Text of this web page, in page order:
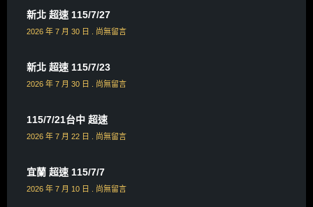
新北 超速 115/7/27
2026 年 7 月 30 日 尚無留言
新北 超速 115/7/23
2026 年 7 月 30 日 尚無留言
115/7/21台中 超速
2026 年 7 月 22 日 尚無留言
宜蘭 超速 115/7/7
2026 年 7 月 10 日 尚無留言